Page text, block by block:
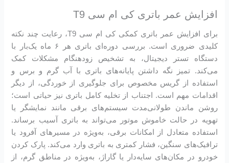
افزایش عمر باتری کی ام سی T9
برای افزایش عمر باتری کمکی کی ام سی T9، رعایت چند نکته
کلیدی ضروری است. بررسی دوره‌ای باتری هر ۶ ماه یک‌بار با
دستگاه تستر دیجیتال، به تشخیص زودهنگام مشکلات کمک
می‌کند. تمیز نگه داشتن پایانه‌های باتری با آب گرم و برس و
استفاده از گریس مخصوص برای جلوگیری از خوردگی، از دیگر
اقدامات مهم است. اجتناب از تخلیه کامل باتری نیز حیاتی است؛
روشن ماندن طولانی‌مدت سیستم‌های برقی مانند نمایشگر یا
تهویه در حالت خاموش موتور می‌تواند به باتری آسیب برساند.
استفاده متعادل از امکانات برقی، به‌ویژه در مسیرهای آفرود یا
ترافیک‌های سنگین، فشار کمتری به باتری وارد می‌کند. پارک کردن
خودرو در مکان‌های سایه‌دار یا گاراژ، به‌ویژه در مناطق گرم، از